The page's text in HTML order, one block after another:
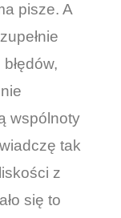
pisze. A
wspólnoty
tak
z
się to